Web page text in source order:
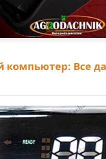
компьютер: Все